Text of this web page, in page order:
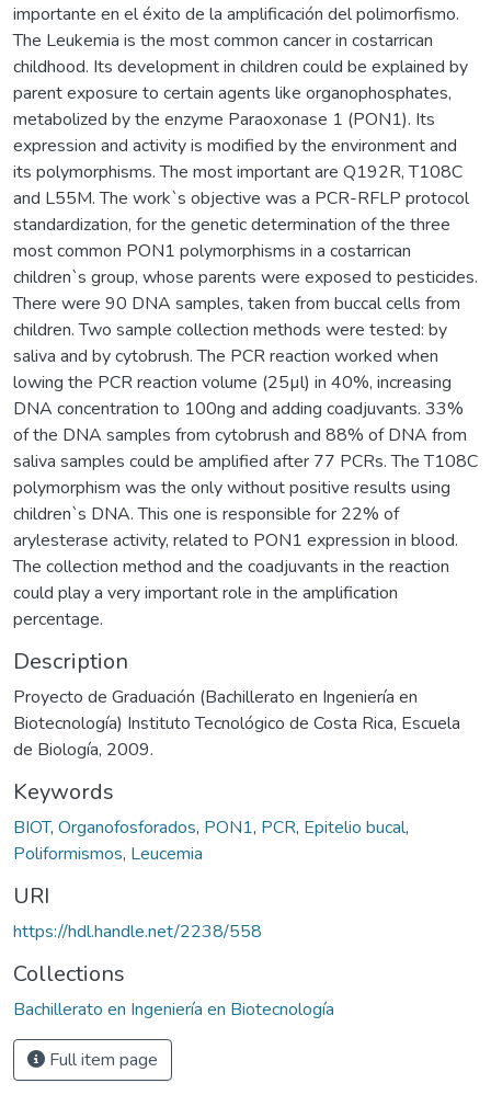
importante en el éxito de la amplificación del polimorfismo.
The Leukemia is the most common cancer in costarrican
childhood. Its development in children could be explained by
parent exposure to certain agents like organophosphates,
metabolized by the enzyme Paraoxonase 1 (PON1). Its
expression and activity is modified by the environment and
its polymorphisms. The most important are Q192R, T108C
and L55M. The work`s objective was a PCR-RFLP protocol
standardization, for the genetic determination of the three
most common PON1 polymorphisms in a costarrican
children`s group, whose parents were exposed to pesticides.
There were 90 DNA samples, taken from buccal cells from
children. Two sample collection methods were tested: by
saliva and by cytobrush. The PCR reaction worked when
lowing the PCR reaction volume (25µl) in 40%, increasing
DNA concentration to 100ng and adding coadjuvants. 33%
of the DNA samples from cytobrush and 88% of DNA from
saliva samples could be amplified after 77 PCRs. The T108C
polymorphism was the only without positive results using
children`s DNA. This one is responsible for 22% of
arylesterase activity, related to PON1 expression in blood.
The collection method and the coadjuvants in the reaction
could play a very important role in the amplification
percentage.
Description
Proyecto de Graduación (Bachillerato en Ingeniería en
Biotecnología) Instituto Tecnológico de Costa Rica, Escuela
de Biología, 2009.
Keywords
BIOT, Organofosforados, PON1, PCR, Epitelio bucal,
Poliformismos, Leucemia
URI
https://hdl.handle.net/2238/558
Collections
Bachillerato en Ingeniería en Biotecnología
Full item page